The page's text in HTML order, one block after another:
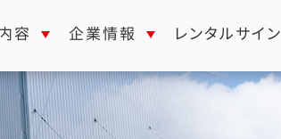
容 企業情報 レンタルサイン